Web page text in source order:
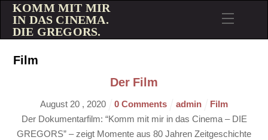
KOMM MIT MIR
IN DAS CINEMA.
DIE GREGORS.
Film
Der Film
August 20, 2020 0 Comments admin
Film
Der Dokumentarfilm: “Komm mit mir in das Cinema – DIE
GREGORS” – zeigt Momente aus 80 Jahren Zeitgeschichte